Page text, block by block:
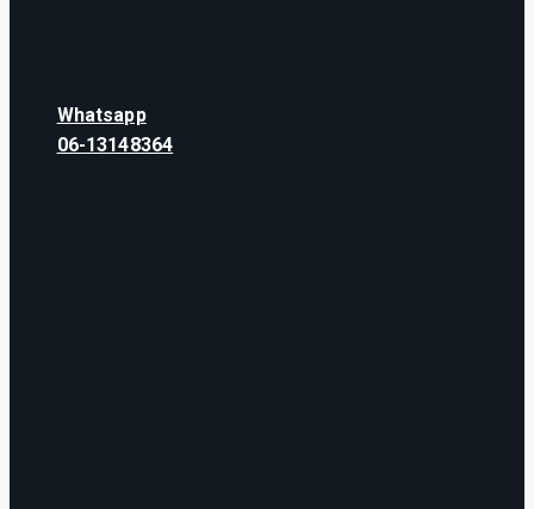
Whatsapp
06-13148364